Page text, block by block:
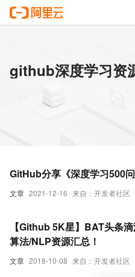
github深度学习资
文章 2021-12-16 来自：开发者社区
GitHub分享《深度学习500
文章 2018-10-08 来自：开发者社区
【Github 5K星】BAT头条
算法/NLP资源汇总！